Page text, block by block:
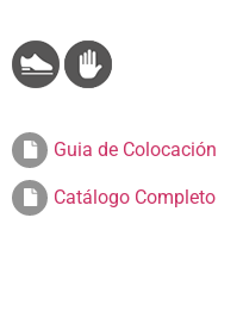
Guia de Colocación
Catálogo Completo